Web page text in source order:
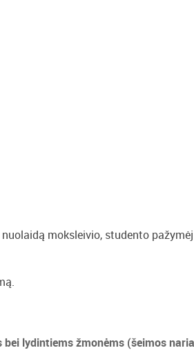
moksleivio, studento
lydintiems žmonėms (šeimos